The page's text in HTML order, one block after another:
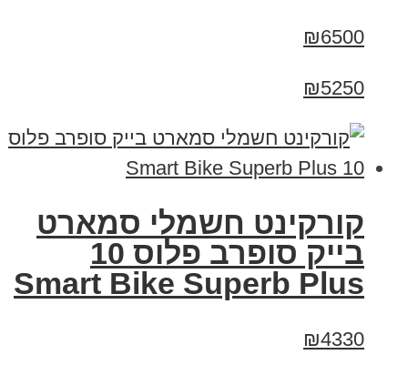
₪6500
₪5250
קורקינט חשמלי סמארט
בייק סופרב פלוס 10
Smart Bike Superb Plus
₪4330